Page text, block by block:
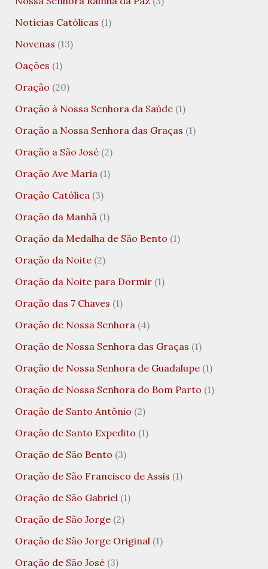
Notícias Católicas (1)
Novenas (13)
Oações (1)
Oração (20)
Oração à Nossa Senhora da Saúde(1)
Oração a Nossa Senhora das Graças (1)
Oração a São José(2)
Oração Ave Maria (1)
Oração Católica (3)
Oração da Manhã (1)
Oração da Medalha de São Bento (1)
Oração da Noite(2)
Oração da Noite para Dormir(1)
Oração das 7 Chaves (1)
Oração de Nossa Senhora (4)
Oração de Nossa Senhora das Graças (1)
Oração de Nossa Senhora de Guadalupe(1)
Oração de Nossa Senhora do Bom Parto (1)
Oração de Santo Antônio (2)
Oração de Santo Expedito (1)
Oração de São Bento (3)
Oração de São Francisco de Assis (1)
Oração de São Gabriel (1)
Oração de São Jorge(2)
Oração de São Jorge Original (1)
Oração de São José(3)